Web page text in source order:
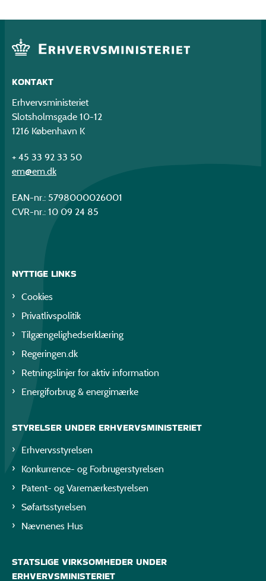
KONTAKT
Erhvervsministeriet
Slotsholmsgade 10-12
1216 København K
+ 45 33 92 33 50
em@em.dk
EAN-nr.: 5798000026001
CVR-nr.: 10 09 24 85
NYTTIGE LINKS
Cookies
Privatlivspolitik
Tilgængelighedserklæring
Regeringen.dk
Retningslinjer for aktiv information
Energiforbrug & energimærke
STYRELSER UNDER ERHVERVSMINISTERIET
Erhvervsstyrelsen
Konkurrence- og Forbrugerstyrelsen
Patent- og Varemærkestyrelsen
Søfartsstyrelsen
Nævnenes Hus
STATSLIGE VIRKSOMHEDER UNDER
ERHVERVSMINISTERIET